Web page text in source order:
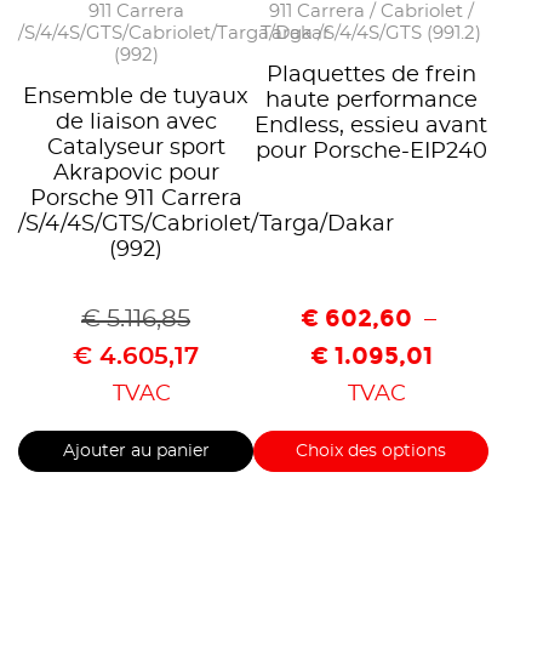
911 Carrera
/S/4/4S/GTS/Cabriolet/Targa/Dakar
(992)
Ensemble de tuyaux
de liaison avec
Catalyseur sport
Akrapovic pour
Porsche 911 Carrera
/S/4/4S/GTS/Cabriolet/Targa/Dakar
(992)
€5.116,85
€ 4.605,17
TVAC
Ajouter au panier
911 Carrera / Cabriolet /
Targa /S/4/4S/GTS (991.2)
Plaquettes de frein
haute performance
Endless, essieu avant
pour Porsche-EIP240
€602,60 –
€1.095,01
TVAC
Choix des options